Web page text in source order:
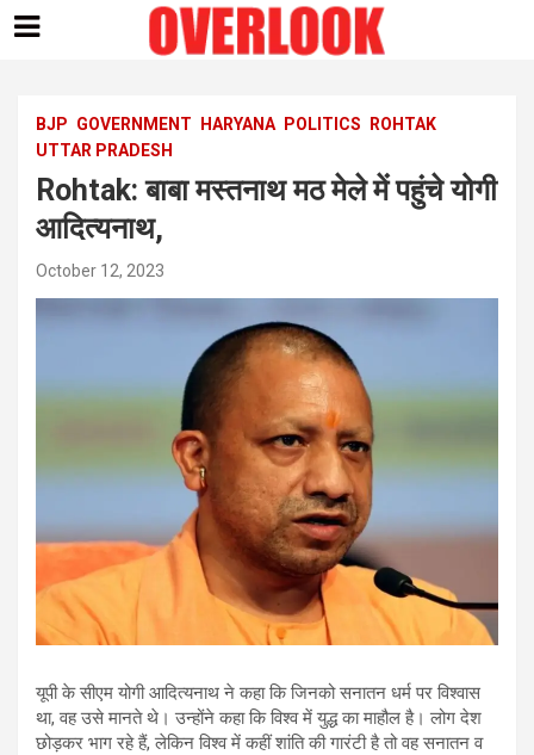
content
BJP GOVERNMENT HARYANA POLITICS
ROHTAK
UTTAR PRADESH
Rohtak: बाबा मस्तनाथ मठ मेले में पहुंचे योगी
आदित्यनाथ,
October 12, 2023
यूपी के सीएम योगी आदित्यनाथ ने कहा कि जिनको सनातन धर्म पर विश्वास
था, वह उसे मानते थे। उन्होंने कहा कि विश्व में युद्ध का माहौल है। लोग देश
छोड़कर भाग रहे हैं, लेकिन विश्व में कहीं शांति की गारंटी है तो वह सनातन व